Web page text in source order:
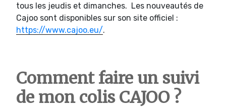
tous les jeudis et dimanches. Les nouveautés de
Cajoo sont disponibles sur son site officiel :
https://www.cajoo.eu/.
Comment faire un suivi
de mon colis CAJOO ?